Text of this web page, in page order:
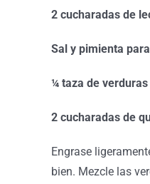
2 cucharadas de
Sal y pimienta
¼ taza de
2 cucharadas de
Engrase
bien. Mezcle las